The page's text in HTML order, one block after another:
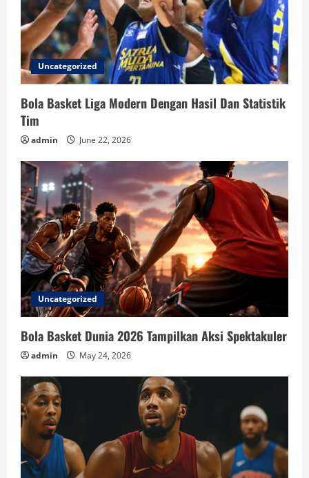
Uncategorized
Bola Basket Liga Modern Dengan Hasil Dan Statistik
Tim
admin June 22, 2026
Uncategorized
Bola Basket Dunia 2026 Tampilkan Aksi Spektakuler
admin May 24, 2026